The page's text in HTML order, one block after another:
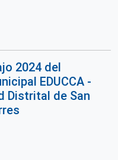
2024 del
EDUCCA -
Distrital de San